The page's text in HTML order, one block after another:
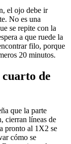
el ojo debe ir
No es una
se repite con la
a que ruede la
filo, porque
20 minutos.
de
que la parte
cierran líneas de
pronto al 1X2 se
cómo se